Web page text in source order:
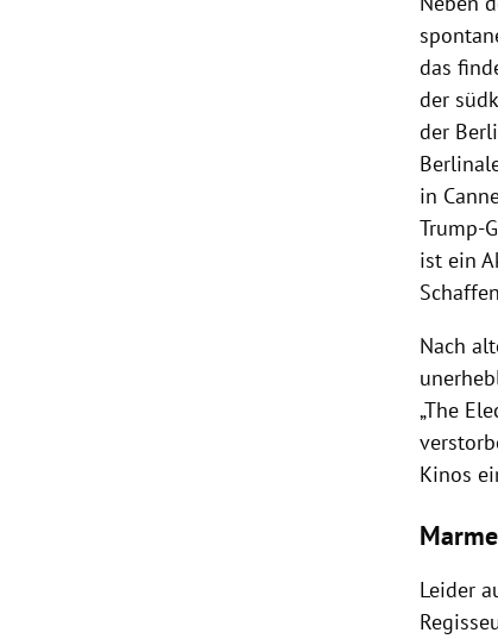
das
der
der
in
Trump-
ist ein
Nach
„The
Kinos
Leider